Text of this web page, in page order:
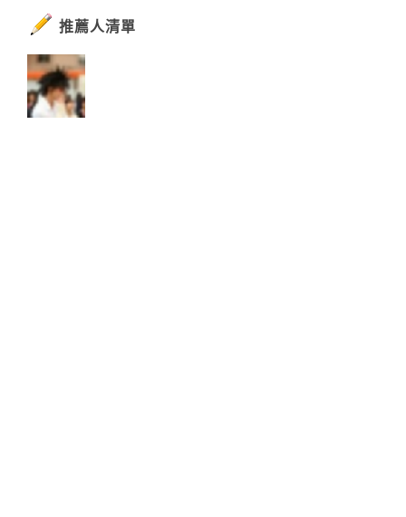
推薦人清單